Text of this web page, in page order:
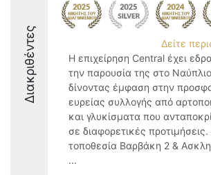
Διακριθέντες
Δείτε
Η επιχείρηση Central έχει
την παρουσία της στο
δίνοντας έμφαση στην
ευρείας συλλογής από
και γλυκίσματα που
σε διαφορετικές προτιμήσεις.
τοποθεσία Βαρβάκη 2 &
...